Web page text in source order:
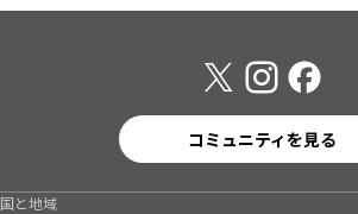
コミュニティを見る
国と地域